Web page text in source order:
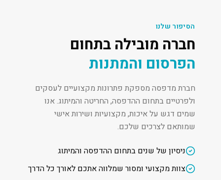
הסיפור שלנו
חברה מובילה בתחום
הפרסום והמתנות
חברת מדפסה מספקת פתרונות מקצועיים לעסקים
ולפרטיים בתחום ההדפסה, החריטה והמיתוג. אנו
שמים דגש על איכות, מקצועיות ושירות אישי
שמותאם לצרכים שלכם.
ניסיון של שנים בתחום ההדפסה והמיתוג
צוות מקצועי ומסור שמלווה אתכם לאורך כל הדרך